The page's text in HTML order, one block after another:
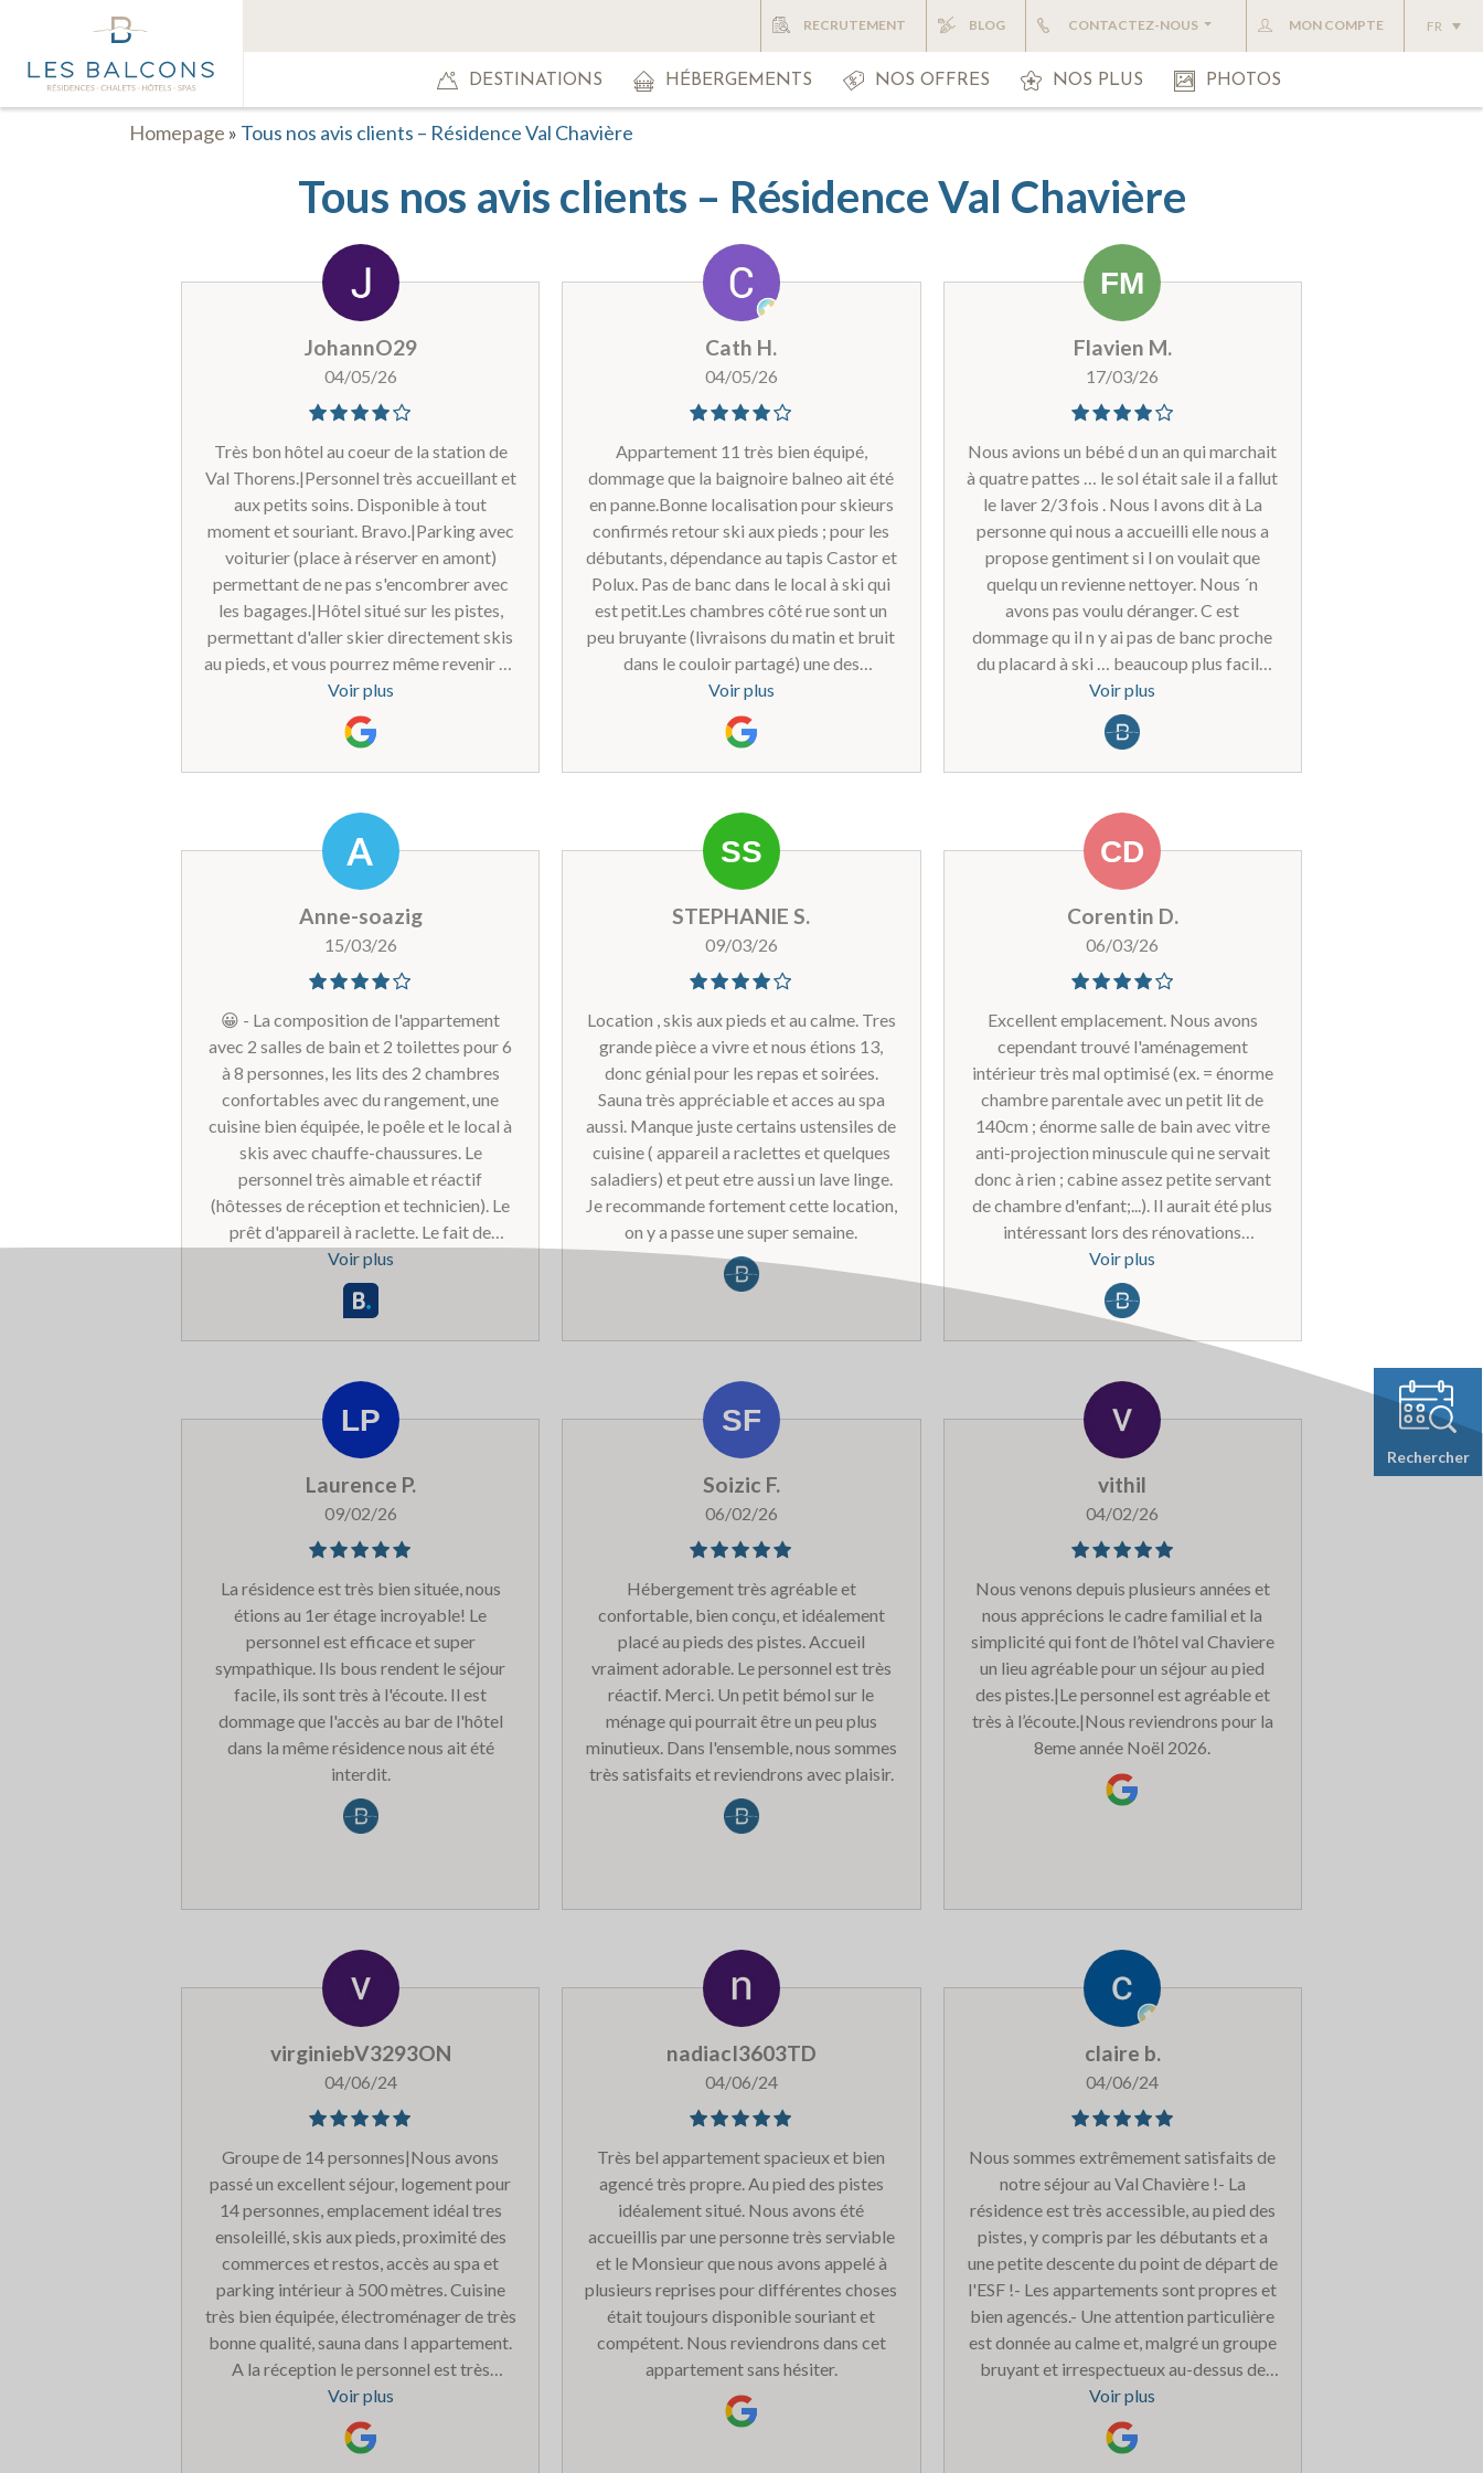
RECRUTEMENT BLOG CONTACTEZ-NOUS MON COMPTE FR
DESTINATIONS HÉBERGEMENTS NOS OFFRES NOS PLUS PHOTOS
Homepage » Tous nos avis clients – Résidence Val Chavière
Tous nos avis clients – Résidence Val Chavière
JohannO29
04/05/26
Très bon hôtel au coeur de la station de
Val Thorens.|Personnel très accueillant et
aux petits soins. Disponible à tout
moment et souriant. Bravo.|Parking avec
voiturier (place à réserver en amont)
permettant de ne pas s'encombrer avec
les bagages.|Hôtel situé sur les pistes,
permettant d'aller skier directement skis
au pieds, et vous pourrez même revenir en
tyrolienne (l'arrivée de la tyrolienne est
juste à proximité de l'hôtel.|Grande
terrasse et plusieurs salons permettant
de profiter du soleil en fin de journée au
spacieuses, avec balcon.|Deux petits
bémols :|- Décoration qui mériterait
d'être remise au goût du jour|- Petit
propose pas de produits locaux, ce qui est
dommage (fromage, charcuterie, etc...). Et
les tables les mieux placées sont
réservées, même si elles ne sont pas
occupées.
Voir plus
Cath H.
04/05/26
Appartement 11 très bien équipé,
dommage que la baignoire balneo ait été
en panne.Bonne localisation pour skieurs
confirmés retour ski aux pieds ; pour les
débutants, dépendance au tapis Castor et
Polux. Pas de banc dans le local à ski qui
est petit.Les chambres côté rue sont un
peu bruyante (livraisons du matin et bruit
dans le couloir partagé) une des
chambres n’avait pas de fenêtre.Belle vue
sur les pistes et petit balcon appréciable.
Voir plus
Flavien M.
17/03/26
Nous avions un bébé d un an qui marchait
à quatre pattes … le sol était sale il a fallut
le laver 2/3 fois . Nous l avons dit à La
personne qui nous a accueilli elle nous a
propose gentiment si l on voulait que
quelqu un revienne nettoyer. Nous ´n
avons pas voulu déranger. C est
dommage qu il n y ai pas de banc proche
du placard à ski … beaucoup plus facile
pour chausser les enfants et les n
personnes d un certain âge.
Voir plus
Anne-soazig
15/03/26
😀 - La composition de l'appartement
avec 2 salles de bain et 2 toilettes pour 6
à 8 personnes, les lits des 2 chambres
confortables avec du rangement, une
cuisine bien équipée, le poêle et le local à
skis avec chauffe-chaussures. Le
personnel très aimable et réactif
(hôtesses de réception et technicien). Le
prêt d'appareil à raclette. Le fait de
pouvoir laisser les bagages à la réception
afin e pouvoir skier le 1er et le dernier
jour et de disposer d'une douche. 😞 -
L'appartement est un peu vieillissant et
réparations pour qu'il soit au niveau du
standing souhaité (photos jointes). Par
contre, les petits problèmes signalés et
compte tout de suite avec un personnel
adorable, à l'écoute et réactif. Le canapé
convertible est également vieillissant et il
couchage 1 personne qui se retrouve par
contre au niveau du sol. Il faudrait
rajouter des prises de courant dans le
coin nuit et une aération, qui est assurée
pour l'instant par un petit motif découpé
dans la porte, les sommiers des lits
superposés m'ont l'air un peu juste pour
des adultes. Il serait bien de disposer des
bancs dans le hall d'entrée peut être pour
pouvoir chausser et déchausser car le
Voir plus
STEPHANIE S.
09/03/26
Location , skis aux pieds et au calme. Tres
grande pièce a vivre et nous étions 13,
donc génial pour les repas et soirées.
Sauna très appréciable et acces au spa
aussi. Manque juste certains ustensiles de
cuisine ( appareil a raclettes et quelques
saladiers) et peut etre aussi un lave linge.
Je recommande fortement cette location,
on y a passe une super semaine.
Corentin D.
06/03/26
Excellent emplacement. Nous avons
cependant trouvé l'aménagement
intérieur très mal optimisé (ex. = énorme
chambre parentale avec un petit lit de
140cm ; énorme salle de bain avec vitre
anti-projection minuscule qui ne servait
donc à rien ; cabine assez petite servant
de chambre d'enfant;...). Il aurait été plus
intéressant lors des rénovations
d'optimiser l'espace en faisant, pourquoi
pas, deux vraies chambres plus petites ;
une salle de bain plus petite.
Voir plus
Laurence P.
09/02/26
La résidence est très bien située, nous
étions au 1er étage incroyable! Le
personnel est efficace et super
sympathique. Ils bous rendent le séjour
facile, ils sont très à l'écoute. Il est
dommage que l'accès au bar de l'hôtel
dans la même résidence nous ait été
interdit.
Soizic F.
06/02/26
Hébergement très agréable et
confortable, bien conçu, et idéalement
placé au pieds des pistes. Accueil
vraiment adorable. Le personnel est très
réactif. Merci. Un petit bémol sur le
ménage qui pourrait être un peu plus
minutieux. Dans l'ensemble, nous sommes
très satisfaits et reviendrons avec plaisir.
vithil
04/02/26
Nous venons depuis plusieurs années et
nous apprécions le cadre familial et la
simplicité qui font de l’hôtel val Chaviere
un lieu agréable pour un séjour au pied
des pistes.|Le personnel est agréable et
très à l’écoute.|Nous reviendrons pour la
8eme année Noël 2026.
virginiebV3293ON
04/06/24
Groupe de 14 personnes|Nous avons
passé un excellent séjour, logement pour
14 personnes, emplacement idéal tres
ensoleillé, skis aux pieds, proximité des
commerces et restos, accès au spa et
parking intérieur à 500 mètres. Cuisine
très bien équipée, électroménager de très
bonne qualité, sauna dans l appartement.
A la réception le personnel est très
serviable ils font tout pour que notre
séjour se passe bien. Le seul point à
améliorer le linge de lit est propre mais
Voir plus
nadiacI3603TD
04/06/24
Très bel appartement spacieux et bien
agencé très propre. Au pied des pistes
idéalement situé. Nous avons été
accueillis par une personne très serviable
et le Monsieur que nous avons appelé à
plusieurs reprises pour différentes choses
était toujours disponible souriant et
compétent. Nous reviendrons dans cet
appartement sans hésiter.
claire b.
04/06/24
Nous sommes extrêmement satisfaits de
notre séjour au Val Chavière !- La
résidence est très accessible, au pied des
pistes, y compris par les débutants et a
une petite descente du point de départ de
l'ESF !- Les appartements sont propres et
bien agencés.- Une attention particulière
est donnée au calme et, malgré un groupe
bruyant et irrespectueux au-dessus de
notre appartement, les propriétaires ont
veillé à faire respecter un grand calme à
partir du début de soirée et nous avons
Voir plus
Rechercher